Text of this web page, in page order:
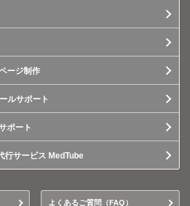
ージ制作
ルサポート
ポート
行サービス MedTube
よくあるご質問（FAQ）